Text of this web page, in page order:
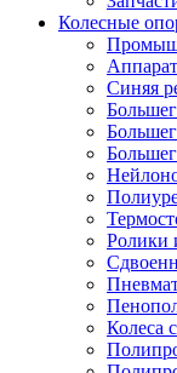
Колесные
Синяя
Ролики
Колеса